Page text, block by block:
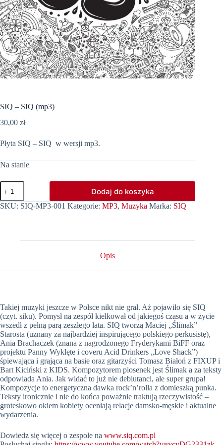
SIQ – SIQ (mp3)
30,00 zł
Płyta SIQ – SIQ w wersji mp3.
Na stanie
ilość
SIQ
-
SIQ
Dodaj do koszyka
SKU: SIQ-MP3-001 Kategorie: MP3, Muzyka Marka: SIQ
Opis
Takiej muzyki jeszcze w Polsce nikt nie grał. Aż pojawiło się SIQ
(czyt. siku). Pomysł na zespół kiełkował od jakiegoś czasu a w życie
wszedł z pełną parą zeszłego lata. SIQ tworzą Maciej „Ślimak”
Starosta (uznany za najbardziej inspirującego polskiego perkusistę),
Ania Brachaczek (znana z nagrodzonego Fryderykami BiFF oraz
projektu Panny Wyklęte i coveru Acid Drinkers „Love Shack”)
śpiewająca i grająca na basie oraz gitarzyści Tomasz Białoń z FIXUP i
Bart Kiciński z KIDS. Kompozytorem piosenek jest Ślimak a za teksty
odpowiada Ania. Jak widać to już nie debiutanci, ale super grupa!
Kompozycje to energetyczna dawka rock’n’rolla z domieszką punka.
Teksty ironicznie i nie do końca poważnie traktują rzeczywistość –
groteskowo okiem kobiety oceniają relacje damsko-męskie i aktualne
wydarzenia.
Dowiedz się więcej o zespole na www.siq.com.pl